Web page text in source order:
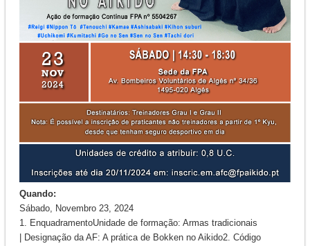
Quando:
Sábado, Novembro 23, 2024
1. EnquadramentoUnidade de formação: Armas tradicionais
| Designação da AF: A prática de Bokken no Aikido2. Código